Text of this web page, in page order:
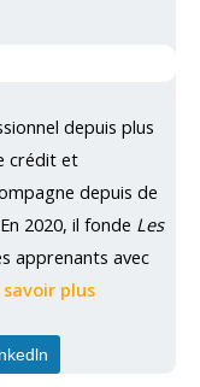
depuis plus
crédit et
depuis de
2020, il fonde Les
apprenants avec
savoir plus